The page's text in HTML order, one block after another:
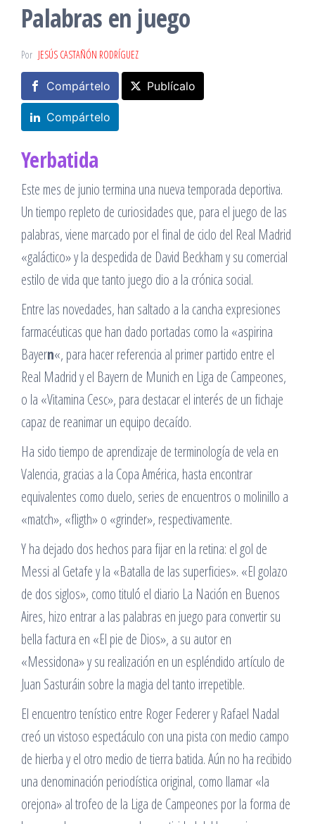
Palabras en juego
Por JESÚS CASTAÑÓN RODRÍGUEZ
Compártelo Publícalo
Compártelo
Yerbatida
Este mes de junio termina una nueva temporada deportiva.
Un tiempo repleto de curiosidades que, para el juego de las
palabras, viene marcado por el final de ciclo del Real Madrid
«galáctico» y la despedida de David Beckham y su comercial
estilo de vida que tanto juego dio a la crónica social.
Entre las novedades, han saltado a la cancha expresiones
farmacéuticas que han dado portadas como la «aspirina
Bayern«, para hacer referencia al primer partido entre el
Real Madrid y el Bayern de Munich en Liga de Campeones,
o la «Vitamina Cesc», para destacar el interés de un fichaje
capaz de reanimar un equipo decaído.
Ha sido tiempo de aprendizaje de terminología de vela en
Valencia, gracias a la Copa América, hasta encontrar
equivalentes como duelo, series de encuentros o molinillo a
«match», «fligth» o «grinder», respectivamente.
Y ha dejado dos hechos para fijar en la retina: el gol de
Messi al Getafe y la «Batalla de las superficies». «El golazo
de dos siglos», como tituló el diario La Nación en Buenos
Aires, hizo entrar a las palabras en juego para convertir su
bella factura en «El pie de Dios», a su autor en
«Messidona» y su realización en un espléndido artículo de
Juan Sasturáin sobre la magia del tanto irrepetible.
El encuentro tenístico entre Roger Federer y Rafael Nadal
creó un vistoso espectáculo con una pista con medio campo
de hierba y el otro medio de tierra batida. Aún no ha recibido
una denominación periodística original, como llamar «la
orejona» al trofeo de la Liga de Campeones por la forma de